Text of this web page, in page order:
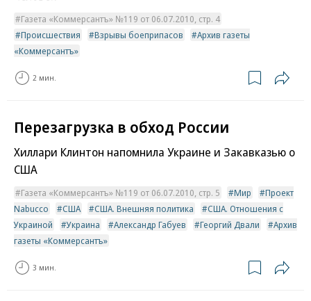
Газета «Коммерсантъ» №119 от 06.07.2010, стр. 4
Происшествия
Взрывы боеприпасов
Архив газеты
«Коммерсантъ»
2 мин.
Перезагрузка в обход России
Хиллари Клинтон напомнила Украине и Закавказью о
США
Газета «Коммерсантъ» №119 от 06.07.2010, стр. 5 Мир
Проект
Nabucco
США США. Внешняя политика
США. Отношения с
Украиной
Украина Александр Габуев Георгий Двали
Архив
газеты «Коммерсантъ»
3 мин.